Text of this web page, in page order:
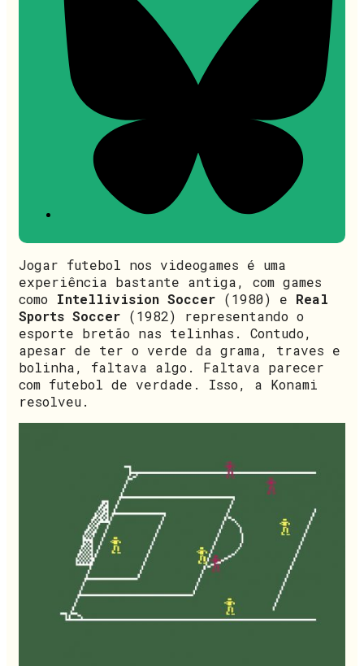
Jogar futebol nos videogames é uma
experiência bastante antiga, com games
como Intellivision Soccer (1980) e Real
Sports Soccer (1982) representando o
esporte bretão nas telinhas. Contudo,
apesar de ter o verde da grama, traves e
bolinha, faltava algo. Faltava parecer
com futebol de verdade. Isso, a Konami
resolveu.